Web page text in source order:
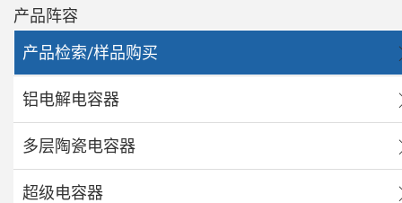
产品阵容
产品检索/样品购买
铝电解电容器
多层陶瓷电容器
超级电容器